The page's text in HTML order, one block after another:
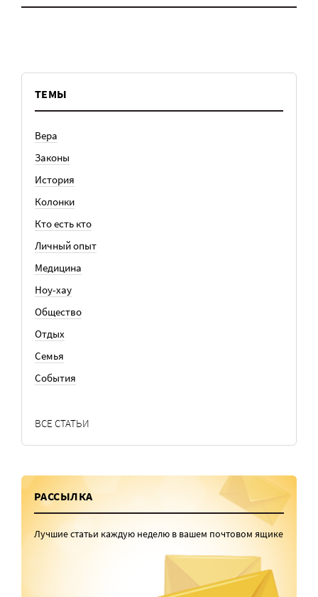
ТЕМЫ
Вера
Законы
История
Колонки
Кто есть кто
Личный опыт
Медицина
Ноу-хау
Общество
Отдых
Семья
События
ВСЕ СТАТЬИ
РАССЫЛКА
Лучшие статьи каждую неделю в вашем почтовом ящике